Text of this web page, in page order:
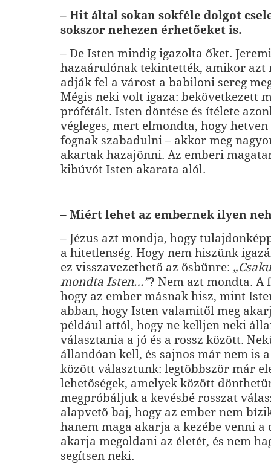
– Hit által sokan sokféle dolgot
sokszor nehezen érhetőeket is.
– De Isten mindig igazolta őket.
hazaárulónak tekintették, amikor azt
adják fel a várost a babiloni sereg
Mégis neki volt igaza: bekövetkezett
prófétált. Isten döntése és ítélete
végleges, mert elmondta, hogy
fognak szabadulni – akkor meg
akartak hazajönni. Az emberi
kibúvót Isten akarata alól.
– Miért lehet az embernek ilyen
– Jézus azt mondja, hogy
a hitetlenség. Hogy nem hiszünk
ez visszavezethető az ősbűnre:
mondta Is­ten…”? Nem azt mondta. A
hogy az ember másnak hisz, mint
abban, hogy Isten valamitől meg
például attól, hogy ne kelljen neki
választania a jó és a rossz között.
állandóan kell, és sajnos már nem is
között választunk: legtöbbször már
lehetőségek, amelyek között
megpróbáljuk a kevésbé rosszat
alapvető baj, hogy az ember nem
hanem maga akarja a kezébe venni a
akarja megoldani az életét, és nem
segítsen neki.